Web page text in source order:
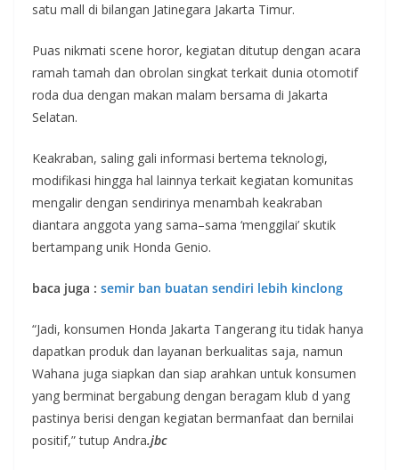
satu mall di bilangan Jatinegara Jakarta Timur.
Puas nikmati scene horor, kegiatan ditutup dengan acara
ramah tamah dan obrolan singkat terkait dunia otomotif
roda dua dengan makan malam bersama di Jakarta
Selatan.
Keakraban, saling gali informasi bertema teknologi,
modifikasi hingga hal lainnya terkait kegiatan komunitas
mengalir dengan sendirinya menambah keakraban
diantara anggota yang sama–sama ‘menggilai’ skutik
bertampang unik Honda Genio.
baca juga : semir ban buatan sendiri lebih kinclong
“Jadi, konsumen Honda Jakarta Tangerang itu tidak hanya
dapatkan produk dan layanan berkualitas saja, namun
Wahana juga siapkan dan siap arahkan untuk konsumen
yang berminat bergabung dengan beragam klub d yang
pastinya berisi dengan kegiatan bermanfaat dan bernilai
positif,” tutup Andra.jbc